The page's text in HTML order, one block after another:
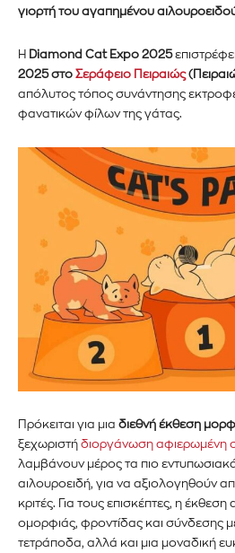
γιορτή του αγαπημένου
Η Diamond Cat Expo 2025
2025 στο Σεράφειο Πειραιώς
απόλυτος τόπος συνάντησης
φανατικών φίλων της γάτας.
Πρόκειται για μια διεθνή έκθεση
ξεχωριστή διοργάνωση αφιερωμένη
λαμβάνουν μέρος τα πιο
αιλουροειδή, για να αξιολογηθούν
κριτές. Για τους επισκέπτες, η έκθεση
ομορφιάς, φροντίδας και σύνδεσης
τετράποδα, αλλά και μια μοναδική